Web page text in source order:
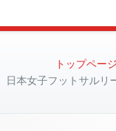
トップページ
日本女子フットサルリ